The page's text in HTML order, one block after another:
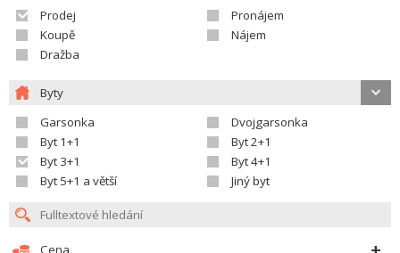
Prodej
Pronájem
Koupě
Nájem
Dražba
Byty
Garsonka
Dvojgarsonka
Byt 1+1
Byt 2+1
Byt 3+1
Byt 4+1
Byt 5+1 a větší
Jiný byt
Cena